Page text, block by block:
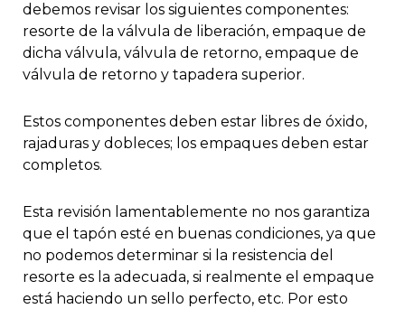
debemos revisar los siguientes componentes:
resorte de la válvula de liberación, empaque de
dicha válvula, válvula de retorno, empaque de
válvula de retorno y tapadera superior.
Estos componentes deben estar libres de óxido,
rajaduras y dobleces; los empaques deben estar
completos.
Esta revisión lamentablemente no nos garantiza
que el tapón esté en buenas condiciones, ya que
no podemos determinar si la resistencia del
resorte es la adecuada, si realmente el empaque
está haciendo un sello perfecto, etc. Por esto